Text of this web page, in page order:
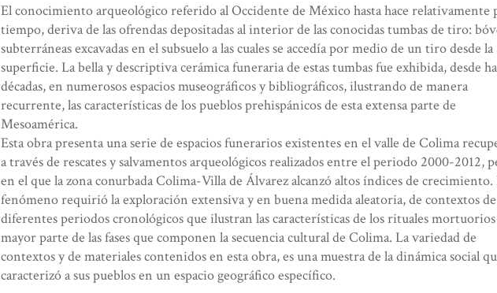
El conocimiento arqueológico referido al Occidente de México hasta hace relativamente
tiempo, deriva de las ofrendas depositadas al interior de las conocidas tumbas de tiro:
subterráneas excavadas en el subsuelo a las cuales se accedía por medio de un tiro desde la
superficie. La bella y descriptiva cerámica funeraria de estas tumbas fue exhibida, desde
décadas, en numerosos espacios museográficos y bibliográficos, ilustrando de manera
recurrente, las características de los pueblos prehispánicos de esta extensa parte de
Mesoamérica.
Esta obra presenta una serie de espacios funerarios existentes en el valle de Colima
a través de rescates y salvamentos arqueológicos realizados entre el periodo 2000-2012,
en el que la zona conurbada Colima-Villa de Álvarez alcanzó altos índices de crecimiento.
fenómeno requirió la exploración extensiva y en buena medida aleatoria, de contextos de
diferentes periodos cronológicos que ilustran las características de los rituales mortuorios
mayor parte de las fases que componen la secuencia cultural de Colima. La variedad de
contextos y de materiales contenidos en esta obra, es una muestra de la dinámica social
caracterizó a sus pueblos en un espacio geográfico específico.